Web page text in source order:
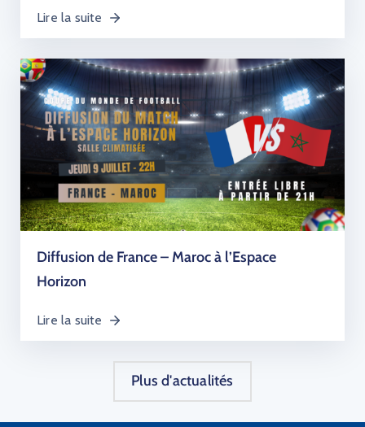
Lire la suite
Diffusion de France – Maroc à l’Espace
Horizon
Lire la suite
Plus d'actualités